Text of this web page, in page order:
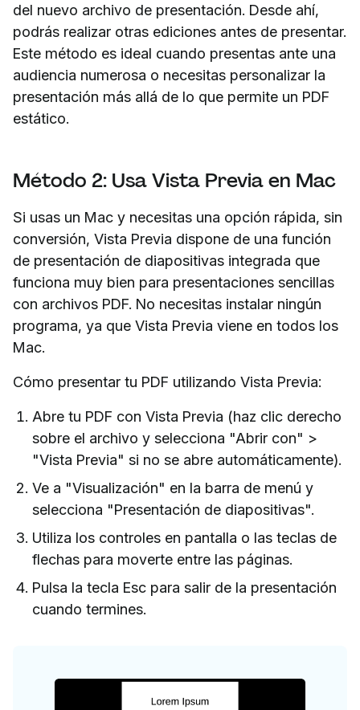
del nuevo archivo de presentación. Desde ahí,
podrás realizar otras ediciones antes de presentar.
Este método es ideal cuando presentas ante una
audiencia numerosa o necesitas personalizar la
presentación más allá de lo que permite un PDF
estático.
Método 2: Usa Vista Previa en Mac
Si usas un Mac y necesitas una opción rápida, sin
conversión, Vista Previa dispone de una función
de presentación de diapositivas integrada que
funciona muy bien para presentaciones sencillas
con archivos PDF. No necesitas instalar ningún
programa, ya que Vista Previa viene en todos los
Mac.
Cómo presentar tu PDF utilizando Vista Previa:
Abre tu PDF con Vista Previa (haz clic derecho
sobre el archivo y selecciona "Abrir con" >
"Vista Previa" si no se abre automáticamente).
Ve a "Visualización" en la barra de menú y
selecciona "Presentación de diapositivas".
Utiliza los controles en pantalla o las teclas de
flechas para moverte entre las páginas.
Pulsa la tecla Esc para salir de la presentación
cuando termines.